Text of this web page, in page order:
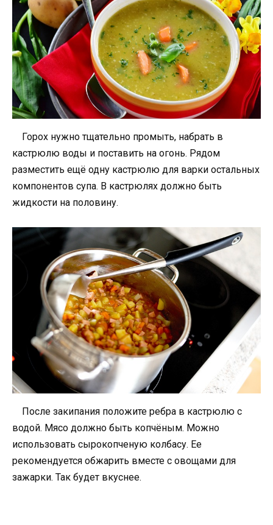
Горох нужно тщательно промыть, набрать в
кастрюлю воды и поставить на огонь. Рядом
разместить ещё одну кастрюлю для варки остальных
компонентов супа. В кастрюлях должно быть
жидкости на половину.
После закипания положите ребра в кастрюлю с
водой. Мясо должно быть копчёным. Можно
использовать сырокопченую колбасу. Ее
рекомендуется обжарить вместе с овощами для
зажарки. Так будет вкуснее.